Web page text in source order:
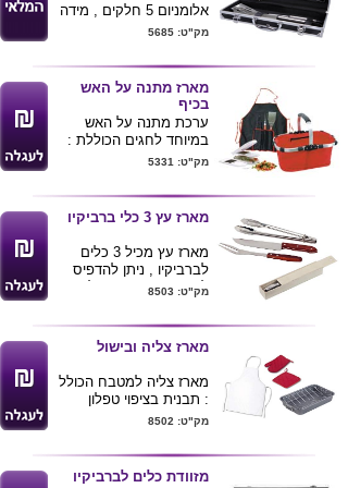
ממקום למקום.
עם כושר נשיאה מרשים
עומד בכל אתגר.
מגיע במבחר צבעים לפי
תמונה :
מידות : קוטר מושב 26
ס"מ , גובה מקסימלי 45
ניתן להדפיס לוגו ע"ג
אלומניום 5 חלקים , מידה
: 45X15 ס"מ
מק"ט: 5685
מארז מתנה על האש
בכיף
ערכת מתנה על האש
במיוחד לחגים הכוללת :
למנגל.
סלסלת פיקניק
עם ידית אלומיניום
נוחה לנשיאה.
קוצץ ירקות מקצועי
,קומפקטי
המוצרים ארוזים בצלופן
מק"ט: 5331
מארז עץ 3 כלי ברביקיו
מארז עץ מכיל 3 כלים
לברביקיו , ניתן להדפיס
לוגו ע"ג המארז והכלים .
מק"ט: 8503
מארז צליה ובישול
מארז צליה למטבח הכולל
: תבנית בציפוי טפלון
וכפפת כותנה .
מתנה מושלמת לאוהבי
מק"ט: 8502
מזוודת כלים לברביקיו